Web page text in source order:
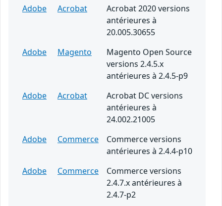
Adobe Acrobat
Acrobat 2020 versions
antérieures à
20.005.30655
Adobe
Magento
Magento Open Source
versions 2.4.5.x
antérieures à 2.4.5-p9
Adobe
Acrobat
Acrobat DC versions
antérieures à
24.002.21005
Adobe
Commerce
Commerce versions
antérieures à 2.4.4-p10
Adobe
Commerce
Commerce versions
2.4.7.x antérieures à
2.4.7-p2